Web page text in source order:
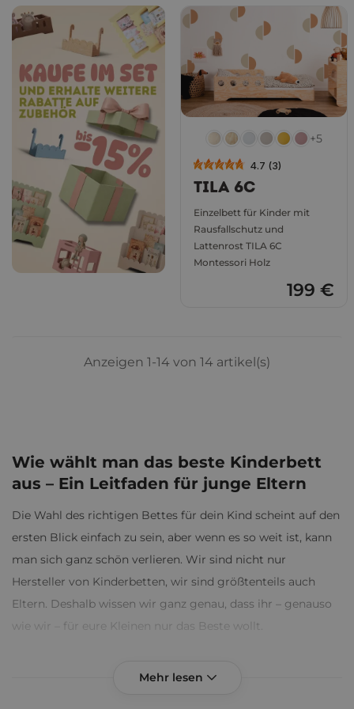
+5
4.7 (3)
TILA 6C
Einzelbett für Kinder mit
Rausfallschutz und
Lattenrost TILA 6C
Montessori Holz
199 €
Anzeigen 1-14 von 14 artikel(s)
Wie wählt man das beste Kinderbett
aus – Ein Leitfaden für junge Eltern
Die Wahl des richtigen Bettes für dein Kind scheint auf den
ersten Blick einfach zu sein, aber wenn es so weit ist, kann
man sich ganz schön verlieren. Wir sind nicht nur
Hersteller von Kinderbetten, wir sind größtenteils auch
Eltern. Deshalb wissen wir ganz genau, dass ihr – genauso
wie wir – für eure Kleinen nur das Beste wollt.
das ideale Bett für euer Kind auswählt. Ihr als Eltern leistet